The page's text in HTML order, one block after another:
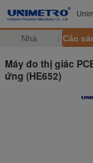
Nhà Các
Máy đo thị giác
ứng (HE652)